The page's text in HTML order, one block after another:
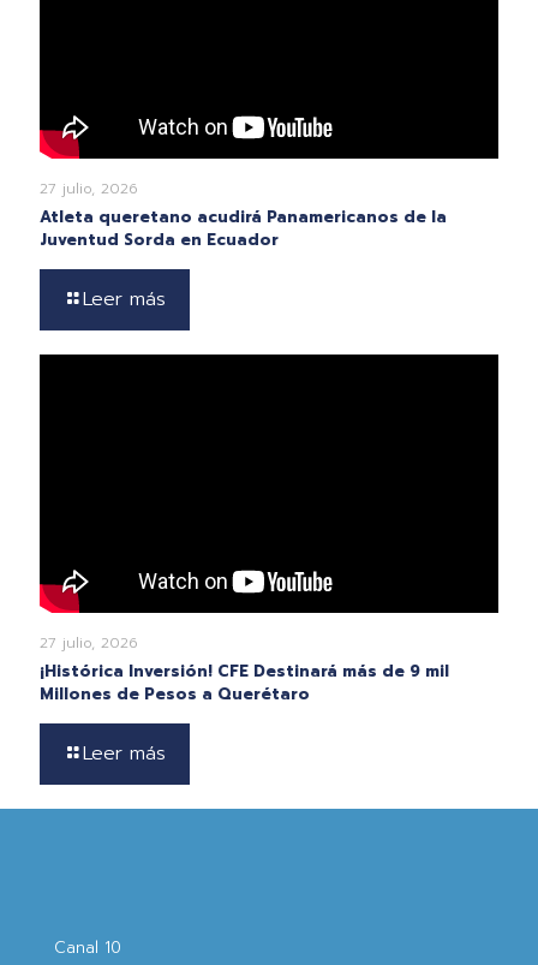
27 julio, 2026
Atleta queretano acudirá Panamericanos de la
Juventud Sorda en Ecuador
Leer más
27 julio, 2026
¡Histórica Inversión! CFE Destinará más de 9 mil
Millones de Pesos a Querétaro
Leer más
Canal 10